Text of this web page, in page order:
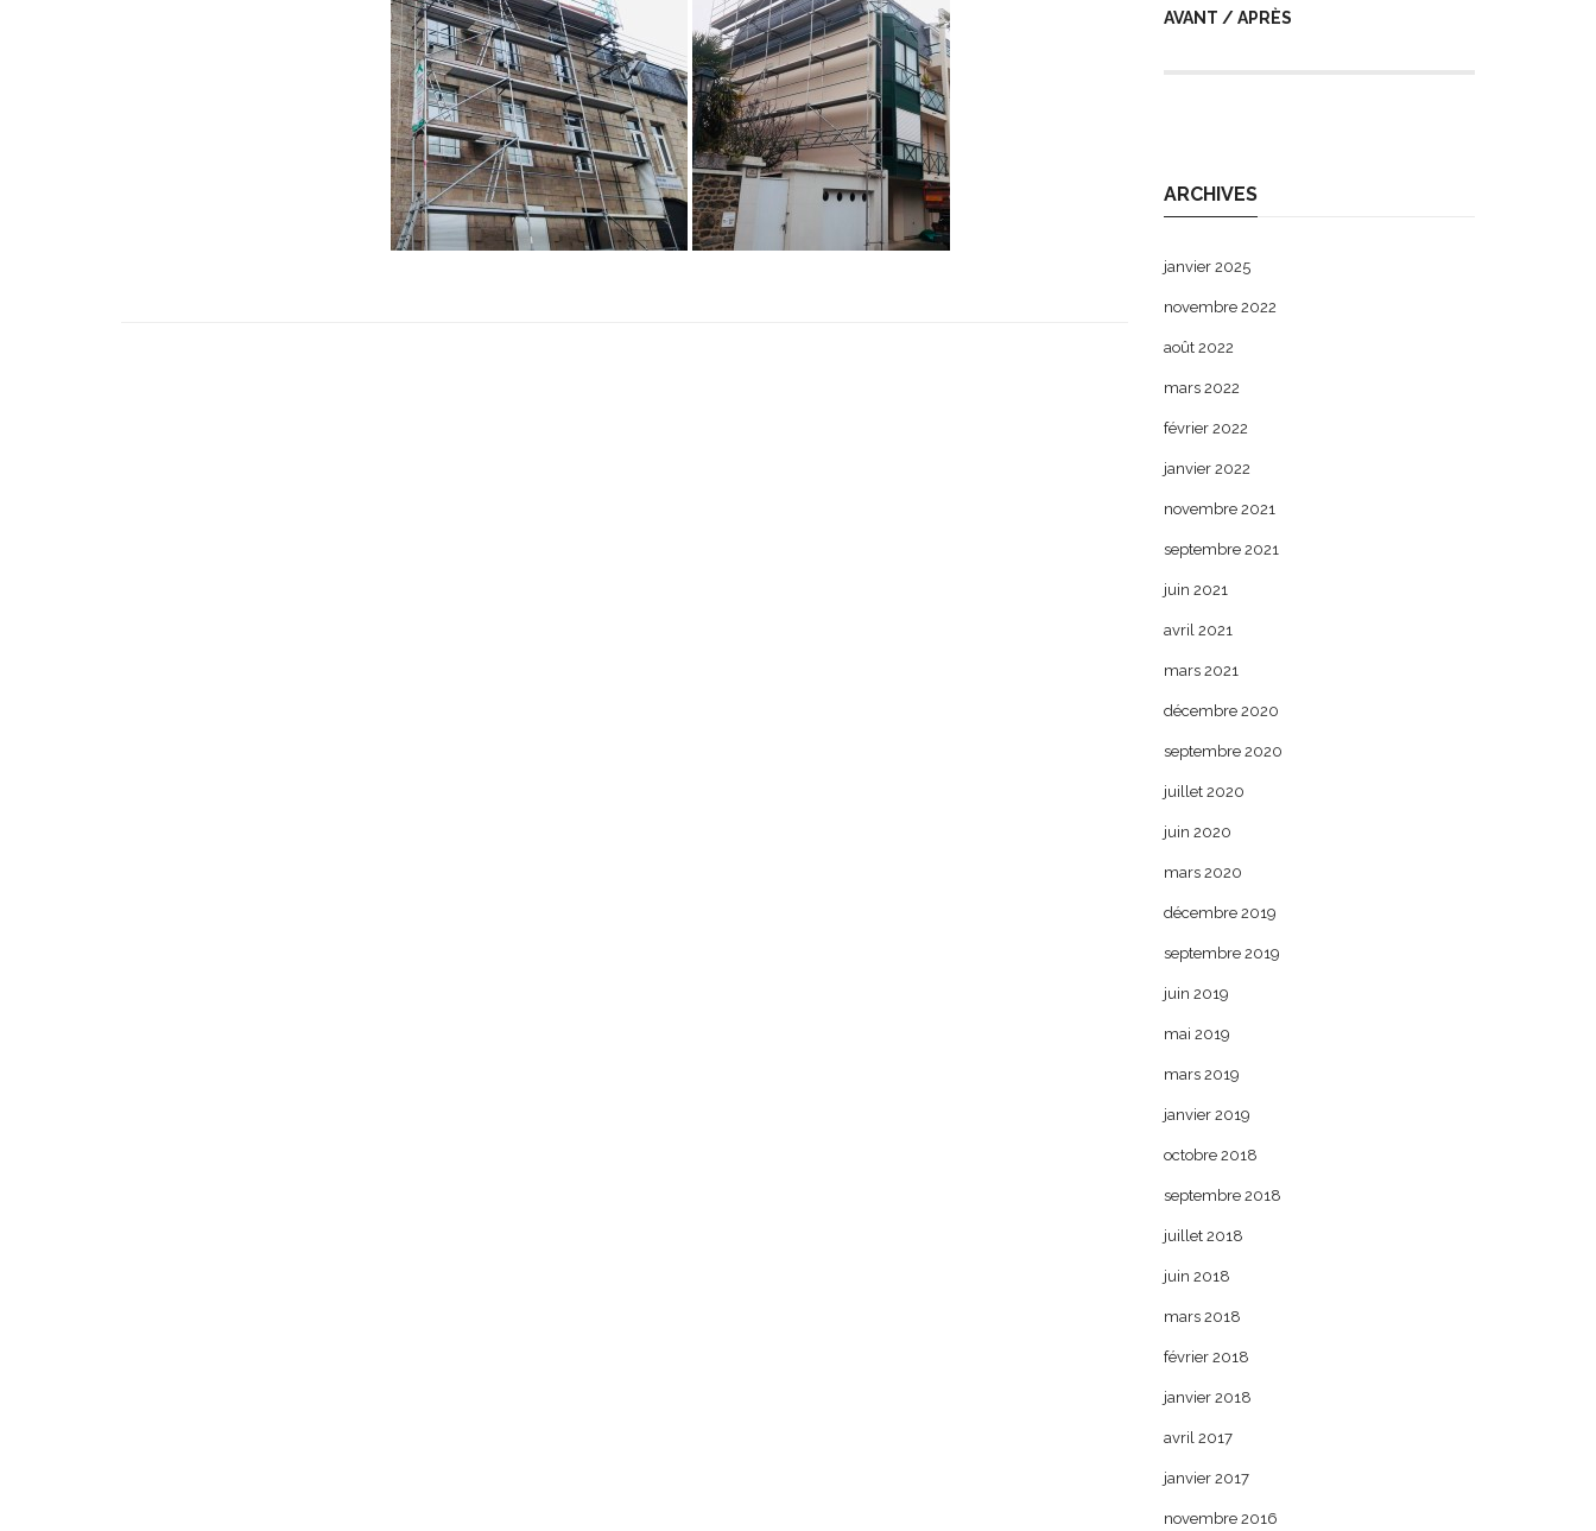
AVANT / APRÈS
ARCHIVES
janvier 2025
novembre 2022
août 2022
mars 2022
février 2022
janvier 2022
novembre 2021
septembre 2021
juin 2021
avril 2021
mars 2021
décembre 2020
septembre 2020
juillet 2020
juin 2020
mars 2020
décembre 2019
septembre 2019
juin 2019
mai 2019
mars 2019
janvier 2019
octobre 2018
septembre 2018
juillet 2018
juin 2018
mars 2018
février 2018
janvier 2018
avril 2017
janvier 2017
novembre 2016